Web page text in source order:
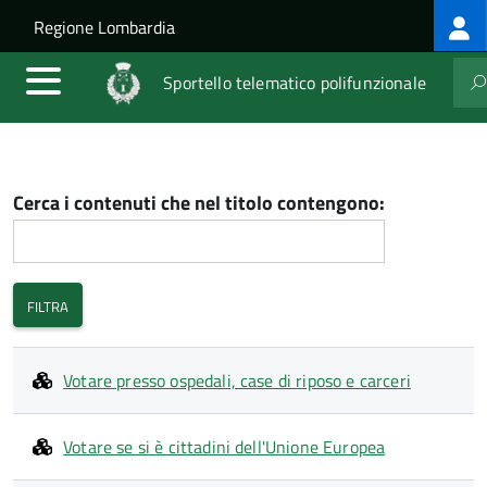
Salta al contenuto principale
Skip to site navigation
Regione Lombardia
Sportello telematico polifunzionale
Cerca i contenuti che nel titolo contengono:
Votare presso ospedali, case di riposo e carceri
Votare se si è cittadini dell'Unione Europea